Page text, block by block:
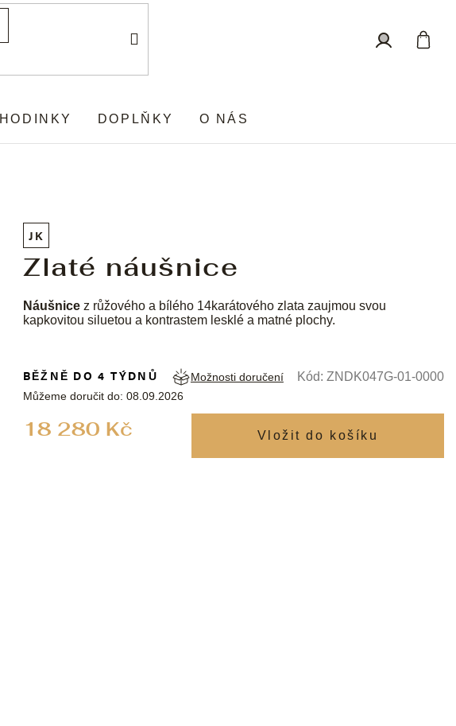
HODINKY DOPLŇKY O NÁS
JK
Zlaté náušnice
Náušnice z růžového a bílého 14karátového zlata zaujmou svou
kapkovitou siluetou a kontrastem lesklé a matné plochy.
18 280 Kč
BĚŽNĚ DO 4 TÝDNŮ
Můžeme doručit do: 08.09.2026
Možnosti doručení Kód: ZNDK047G-01-0000